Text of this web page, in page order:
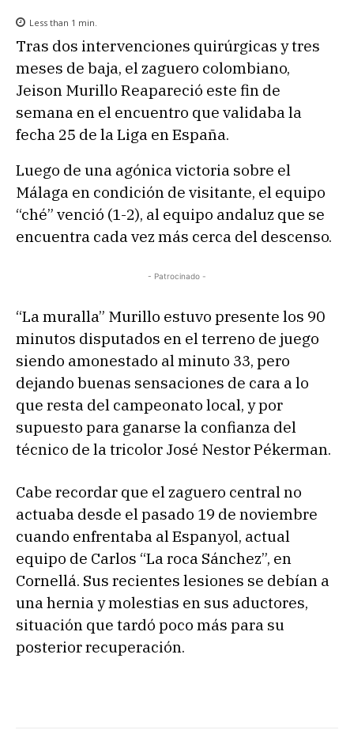
Less than 1 min.
Tras dos intervenciones quirúrgicas y tres
meses de baja, el zaguero colombiano,
Jeison Murillo Reapareció este fin de
semana en el encuentro que validaba la
fecha 25 de la Liga en España.
Luego de una agónica victoria sobre el
Málaga en condición de visitante, el equipo
“ché” venció (1-2), al equipo andaluz que se
encuentra cada vez más cerca del descenso.
- Patrocinado -
“La muralla” Murillo estuvo presente los 90
minutos disputados en el terreno de juego
siendo amonestado al minuto 33, pero
dejando buenas sensaciones de cara a lo
que resta del campeonato local, y por
supuesto para ganarse la confianza del
técnico de la tricolor José Nestor Pékerman.
Cabe recordar que el zaguero central no
actuaba desde el pasado 19 de noviembre
cuando enfrentaba al Espanyol, actual
equipo de Carlos “La roca Sánchez”, en
Cornellá. Sus recientes lesiones se debían a
una hernia y molestias en sus aductores,
situación que tardó poco más para su
posterior recuperación.